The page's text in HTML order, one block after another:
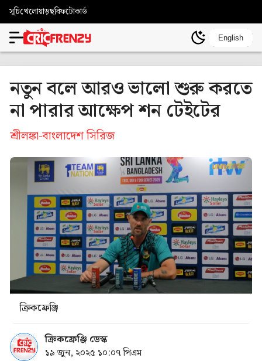
সূচিখেলোয়াড়ছবিফটোকার্ড
English
নতুন বলে আরও ভালো শুরু করতে
না পারার আক্ষেপ শন টেইটের
শ্রীলঙ্কা-বাংলাদেশ সিরিজ
ক্রিকফ্রেঞ্জি
ক্রিকফ্রেঞ্জি ডেস্ক
১৯ জুন, ২০২৫ ১০:০৭ পিএম